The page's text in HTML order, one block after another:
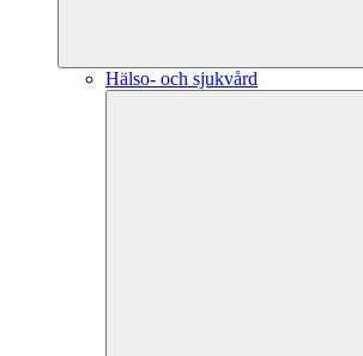
Hälso- och sjukvård